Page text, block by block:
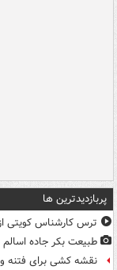
پربازدیدترین ها
ترس کارشناس کویتی
طبیعت بکر جاده
نقشه کشی برای فتنه و